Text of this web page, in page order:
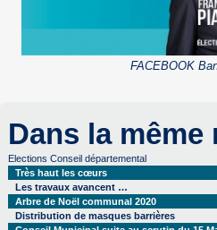
FACEBOOK
Dans la
Elections Conseil départemental
Très haut les cœurs
Les travaux avancent …
Arbre de Noël communal 2020
Distribution de masques barrières